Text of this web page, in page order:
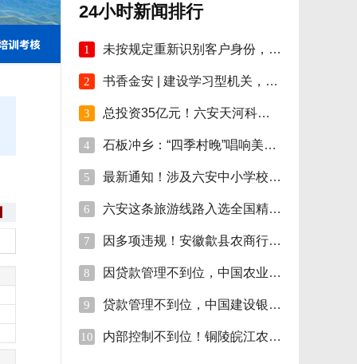
24小时新闻排行
1 未按规定重新识别客户身份，安徽明光农商行
2 书香金安 | 建设学习型机关，孙岗这样做！
3 总投资35亿元！六安天河科技学院项目开工！
4 石板冲乡：“四季村晚”唱响美好新生活
5 最新通知！涉及六安中小学校伙食费
6 六安这条旅游线路入选全国精品!
7 因多项违规！安徽歙县农商行合计被罚110万
8 因贷款管理不到位，中国农业银行砀山支行被
9 贷款管理不到位，中国建设银行股份砀山支行
10 内部控制不到位！铜陵皖江农村商行被罚35万